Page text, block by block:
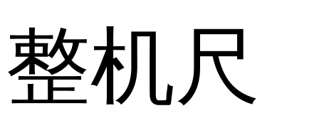
整机尺